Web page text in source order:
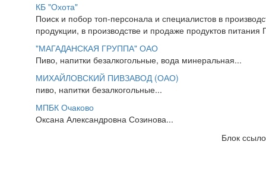
КБ "Охота"
Поиск и побор топ-персонала и специалистов в
продукции, в производстве и продаже продуктов
"МАГАДАНСКАЯ ГРУППА" ОАО
Пиво, напитки безалкогольные, вода минеральная...
МИХАЙЛОВСКИЙ ПИВЗАВОД (ОАО)
пиво, напитки безалкогольные...
МПБК Очаково
Оксана Александровна Созинова...
Блок